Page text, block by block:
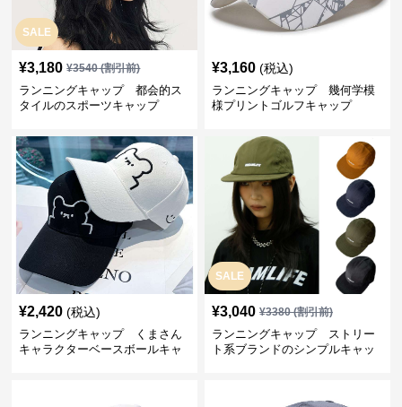
SALE
¥3,180 ¥3540(割引前)
ランニングキャップ 都会的ス
タイルのスポーツキャップ
¥3,160 (税込)
ランニングキャップ 幾何学模
様プリントゴルフキャップ
¥2,420 (税込)
ランニングキャップ くまさん
キャラクターベースボールキャ
SALE
¥3,040 ¥3380(割引前)
ランニングキャップ ストリー
ト系ブランドのシンプルキャッ